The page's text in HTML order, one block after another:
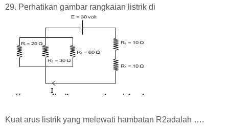
29. Perhatikan gambar rangkaian listrik di
Kuat arus listrik yang melewati hambatan R2adalah ….